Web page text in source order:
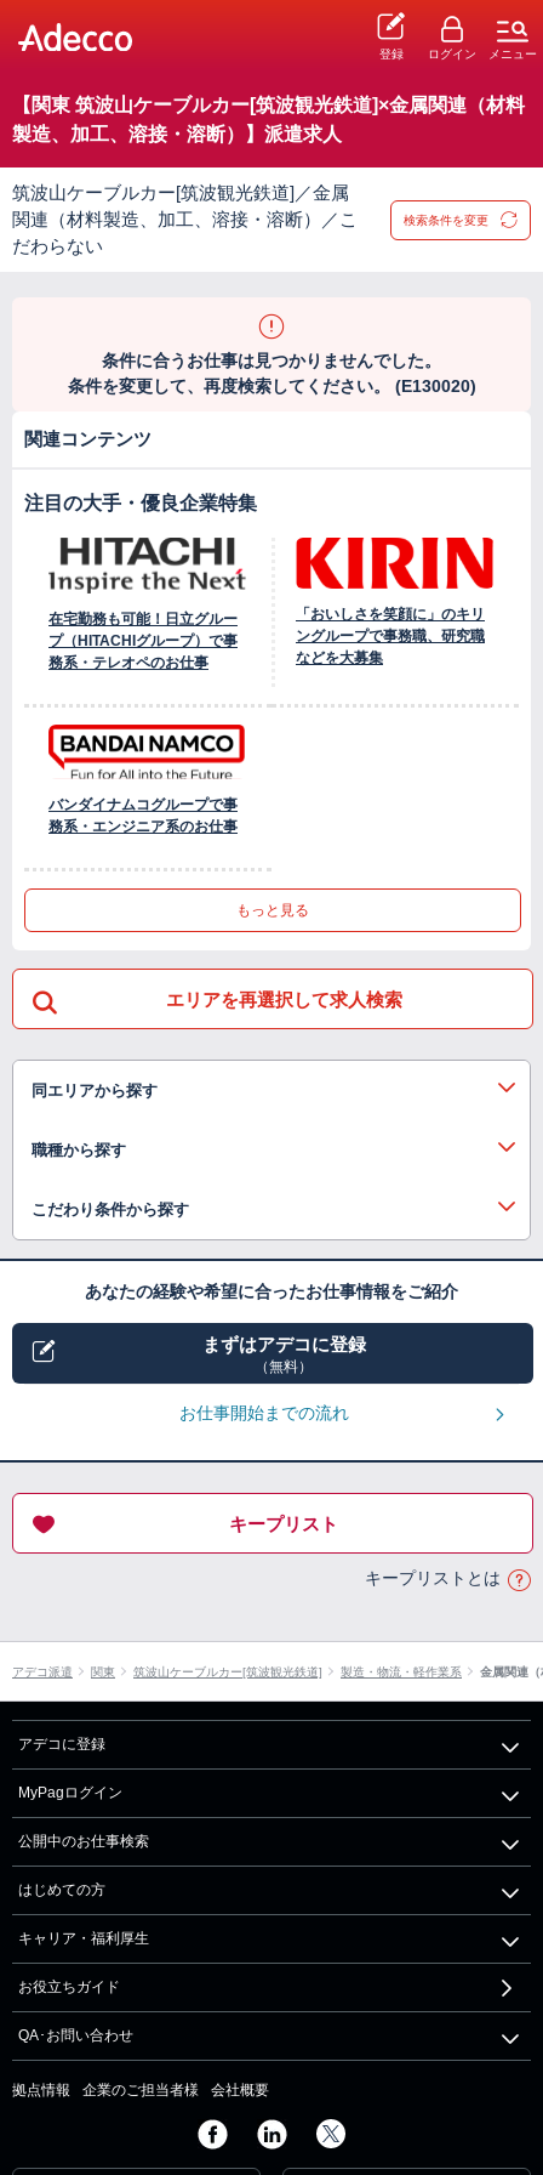
登録 ログイン メニュー
【関東 筑波山ケーブルカー[筑波観光鉄道]×金属関連（材料
製造、加工、溶接・溶断）】派遣求人
筑波山ケーブルカー[筑波観光鉄道]／金属
関連（材料製造、加工、溶接・溶断）／こ
だわらない
検索条件を変更
条件に合うお仕事は見つかりませんでした。
条件を変更して、再度検索してください。 (E130020)
関連コンテンツ
注目の大手・優良企業特集
在宅勤務も可能！日立グルー
プ（HITACHIグループ）で事
務系・テレオペのお仕事
「おいしさを笑顔に」のキリ
ングループで事務職、研究職
などを大募集
バンダイナムコグループで事
務系・エンジニア系のお仕事
もっと見る
エリアを再選択して求人検索
同エリアから探す
職種から探す
こだわり条件から探す
あなたの経験や希望に合ったお仕事情報をご紹介
まずはアデコに登録
（無料）
お仕事開始までの流れ
キープリスト
キープリストとは
アデコ派遣 関東 筑波山ケーブルカー[筑波観光鉄道] 製造・物流・軽作業系 金属関連
アデコに登録
MyPagログイン
公開中のお仕事検索
はじめての方
キャリア・福利厚生
お役立ちガイド
QA･お問い合わせ
拠点情報 企業のご担当者様 会社概要